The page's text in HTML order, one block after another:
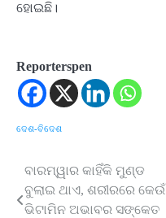
ହୋଇଛି।
Reporterspen
ଦେଶ-ବିଦେଶ
Post
navigation
ବାରମ୍ୱାର କାହିଁକି ମୁଣ୍ଡ
ବୁଲାଇ ଥାଏ, ଶରୀରରେ କେଉଁ
ଭିଟାମିନ ଅଭାବର ସଙ୍କେତ